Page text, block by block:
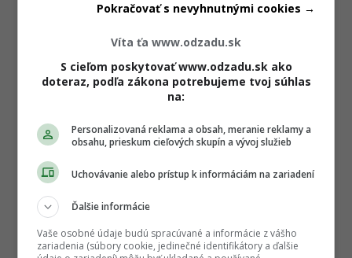
Víta ťa www.odzadu.sk
S cieľom poskytovať www.odzadu.sk ako
doteraz, podľa zákona potrebujeme tvoj súhlas
na:
Personalizovaná reklama a obsah, meranie reklamy a
obsahu, prieskum cieľových skupín a vývoj služieb
Uchovávanie alebo prístup k informáciám na zariadení
Ďalšie informácie
Vaše osobné údaje budú spracúvané a informácie z vášho
zariadenia (súbory cookie, jedinečné identifikátory a ďalšie
Pokračovať s nevyhnutnými cookies →